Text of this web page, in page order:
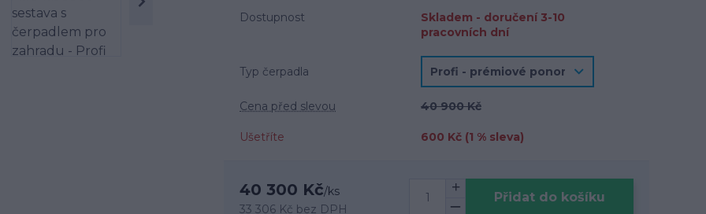
Dostupnost
Skladem - doručení 3-10
pracovních dní
Typ čerpadla
Cena před slevou 40 900 Kč
Ušetříte 600 Kč (1 % sleva)
40 300 Kč/ks
33 306 Kč bez DPH
Přidat do košíku